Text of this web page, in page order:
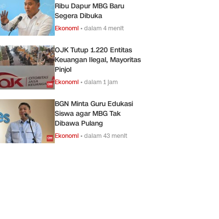
Ribu Dapur MBG Baru
Segera Dibuka
Ekonomi •dalam 4 menit
OJK Tutup 1.220 Entitas
Keuangan Ilegal, Mayoritas
Pinjol
Ekonomi •dalam 1 jam
BGN Minta Guru Edukasi
Siswa agar MBG Tak
Dibawa Pulang
Ekonomi •dalam 43 menit